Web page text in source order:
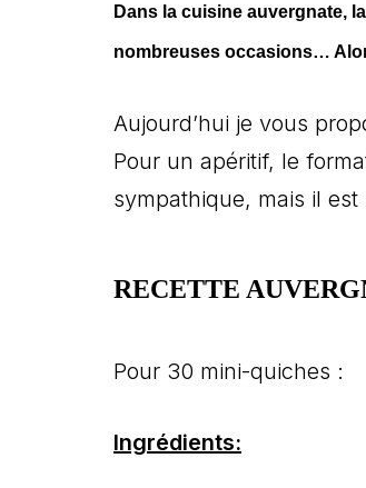
Dans la cuisine auvergnate,
nombreuses occasions…
Aujourd’hui je vous
Pour un apéritif, le
sympathique, mais il
RECETTE
Pour 30 mini-quiches :
Ingrédients: